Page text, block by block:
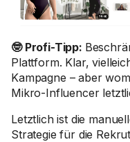
🤓 Profi-Tipp:
Plattform. Klar,
Kampagne – aber
Mikro-Influencer
Letztlich ist die
Strategie für die